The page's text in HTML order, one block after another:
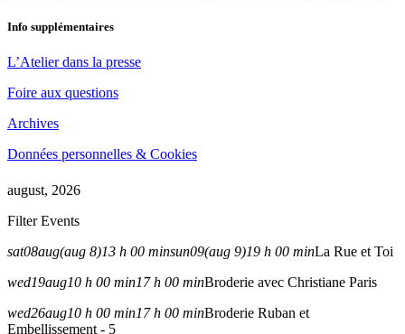
Info supplémentaires
L’Atelier dans la presse
Foire aux questions
Archives
Données personnelles & Cookies
august, 2026
Filter Events
sat08aug(aug 8)13 h 00 minsun09(aug 9)19 h 00 minLa Rue et Toi
wed19aug10 h 00 min17 h 00 minBroderie avec Christiane Paris
wed26aug10 h 00 min17 h 00 minBroderie Ruban et
Embellissement - 5